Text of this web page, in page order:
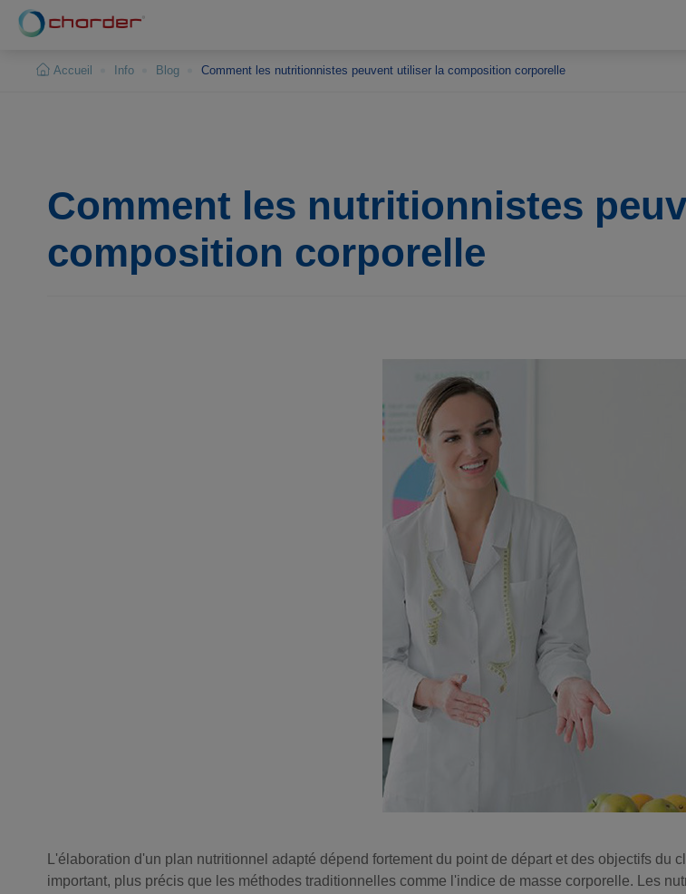
Accueil Info Blog Comment les nutritionnistes peuvent utiliser la composition corporelle
Comment les nutritionnistes
composition corporelle
L'élaboration d'un plan nutritionnel adapté dépend fortement du point de départ et des objectifs
important, plus précis que les méthodes traditionnelles comme l'indice de masse corporelle. Les
Panneau de gestion des cookies